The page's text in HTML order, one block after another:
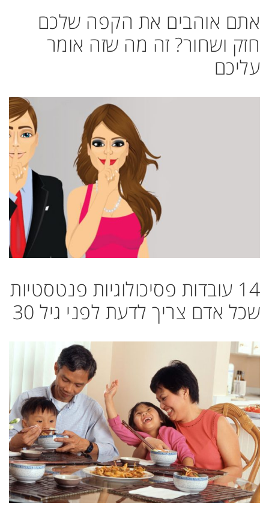
אתם אוהבים את הקפה שלכם
חזק ושחור? זה מה שזה אומר
עליכם
14 עובדות פסיכולוגיות פנטסטיות
שכל אדם צריך לדעת לפני גיל 30